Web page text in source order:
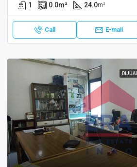
1 0.0m² 24.0m²
Call E-mail
DIJUAL